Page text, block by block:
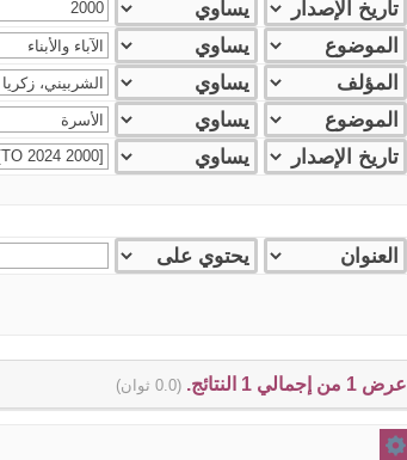
عرض 1 من إجمالي 1 النتائج. (0.0 ثوان)